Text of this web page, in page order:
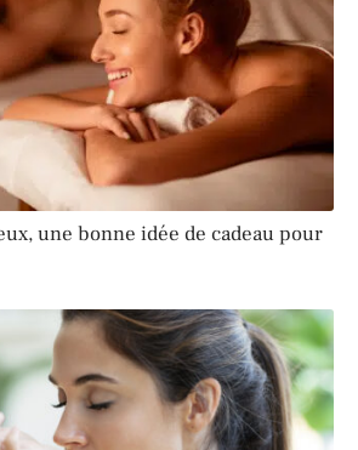
une bonne idée de cadeau pour